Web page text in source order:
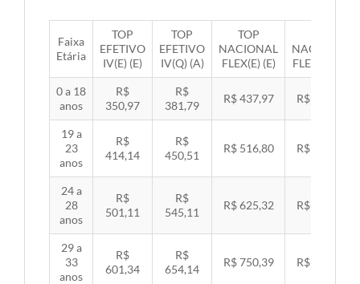
Faixa
Etária
TOP
EFETIVO
IV(E) (E)
TOP
EFETIVO
IV(Q) (A)
TOP
NACIONAL
FLEX(E) (E)
NACIONAL
FLEX(Q) (A)
0 a 18
anos
R$
350,97
R$
381,79
R$ 437,97 R$ 451,33
19 a
23
anos
R$
414,14
R$
450,51
R$ 516,80 R$ 532,57
24 a
28
anos
R$
501,11
R$
545,11
R$ 625,32 R$ 644,40
29 a
33
anos
R$
601,34
R$
654,14
R$ 750,39 R$ 773,29